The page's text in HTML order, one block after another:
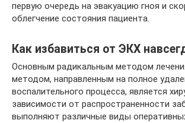
первую очередь на эвакуацию гноя и
облегчение состояния пациента.
Как избавиться от ЭКХ
Основным радикальным методом
методом, направленным на полное
воспалительного процесса, является
зависимости от распространенности
выполняют различные виды